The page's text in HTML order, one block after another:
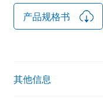
产品规格书
其他信息